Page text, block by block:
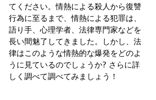
てください。情熱による殺人から復讐
行為に至るまで、情熱による犯罪は、
語り手、心理学者、法律専門家などを
長い間魅了してきました。しかし、法
律はこのような情熱的な爆発をどのよ
うに見ているのでしょうか? さらに詳
しく調べて調べてみましょう！